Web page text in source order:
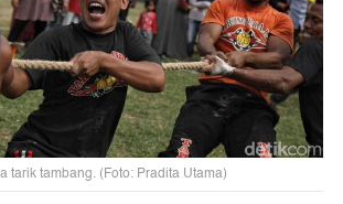
tarik tambang. (Foto: Pradita Utama)